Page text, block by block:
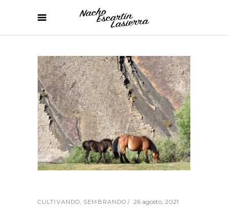
CULTIVANDO, SEMBRANDO 26 agosto, 2021